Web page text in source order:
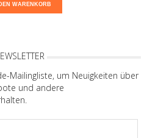
WARENKORB
Mailingliste, um Neuigkeiten über
und andere